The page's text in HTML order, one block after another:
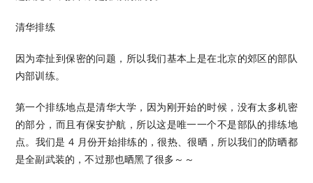
清华排练
因为牵扯到保密的问题，所以我们基本上是在北京的郊区的部队
内部训练。
第一个排练地点是清华大学，因为刚开始的时候，没有太多机密
的部分，而且有保安护航，所以这是唯一一个不是部队的排练地
点。我们是 4 月份开始排练的，很热、很晒，所以我们的防晒都
是全副武装的，不过那也晒黑了很多～～